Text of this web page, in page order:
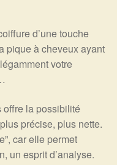
d’une touche
pique à cheveux ayant
votre
offre la possibilité
précise, plus nette.
car elle permet
un esprit d’analyse.